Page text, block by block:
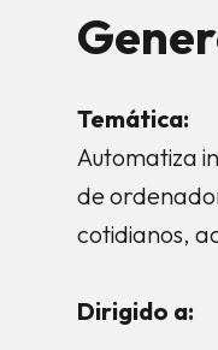
Temática:
Automatiza
de
cotidianos,
Dirigido a: